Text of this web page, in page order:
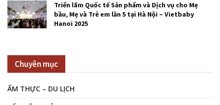
Triển lãm Quốc tế Sản phẩm và Dịch vụ cho Mẹ
bầu, Mẹ và Trẻ em lần 5 tại Hà Nội – Vietbaby
Hanoi 2025
Chuyên mục
ẨM THỰC – DU LỊCH